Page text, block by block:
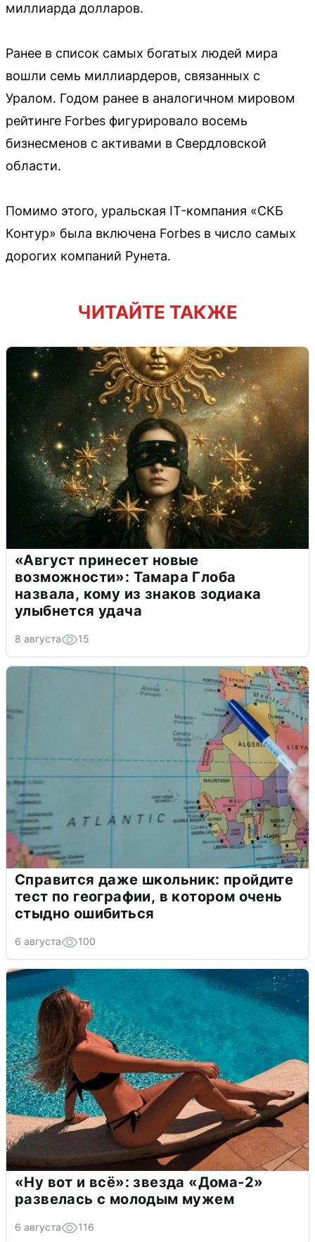
миллиарда долларов.
Ранее в список самых богатых людей мира
вошли семь миллиардеров, связанных с
Уралом. Годом ранее в аналогичном мировом
рейтинге Forbes фигурировало восемь
бизнесменов с активами в Свердловской
области.
Помимо этого, уральская IT-компания «СКБ
Контур» была включена Forbes в число самых
дорогих компаний Рунета.
ЧИТАЙТЕ ТАКЖЕ
«Август принесет новые
возможности»: Тамара Глоба
назвала, кому из знаков зодиака
улыбнется удача
8 августа 15
Справится даже школьник: пройдите
тест по географии, в котором очень
стыдно ошибиться
6 августа 100
«Ну вот и всё»: звезда «Дома-2»
развелась с молодым мужем
6 августа 116